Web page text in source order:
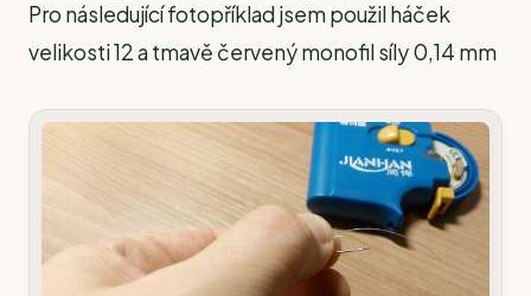
Pro následující fotopříklad jsem použil háček
velikosti 12 a tmavě červený monofil síly 0,14 mm